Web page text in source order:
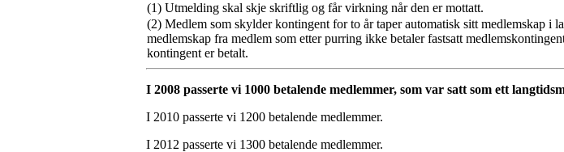
(1) Utmelding skal skje skriftlig og får virkning når den er mottatt.
(2) Medlem som skylder kontingent for to år taper automatisk sitt medlemskap i
medlemskap fra medlem som etter purring ikke betaler fastsatt
kontingent er betalt.
I 2008 passerte vi 1000 betalende medlemmer, som var satt som ett
I 2010 passerte vi 1200 betalende medlemmer.
I 2012 passerte vi 1300 betalende medlemmer.